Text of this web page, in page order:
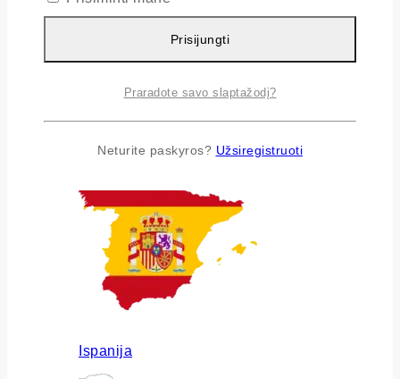
Airija
Ispanija
Prisijungti
Praradote savo slaptažodį?
Neturite paskyros? Užsiregistruoti